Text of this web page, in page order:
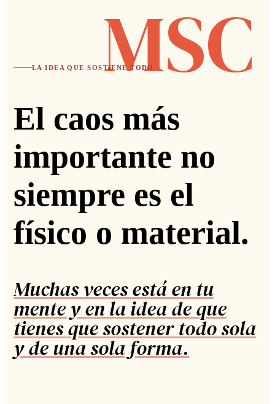
MSC
LA IDEA QUE SOSTIENE TODO
El caos más
importante no
siempre es el
físico o material.
Muchas veces está en tu
mente y en la idea de que
tienes que sostener todo sola
y de una sola forma.